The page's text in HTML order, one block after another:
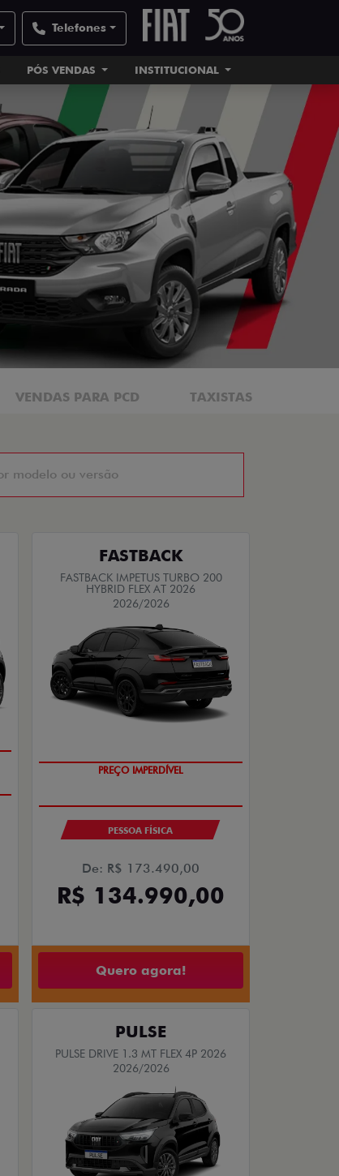
Telefones
PÓS VENDAS INSTITUCIONAL
VENDAS PARA PCD TAXISTAS
FASTBACK
FASTBACK IMPETUS TURBO 200
HYBRID FLEX AT 2026
2026/2026
PREÇO IMPERDÍVEL
PESSOA FÍSICA
De: R$ 173.490,00
R$ 134.990,00
Quero agora!
PULSE
PULSE DRIVE 1.3 MT FLEX 4P 2026
2026/2026